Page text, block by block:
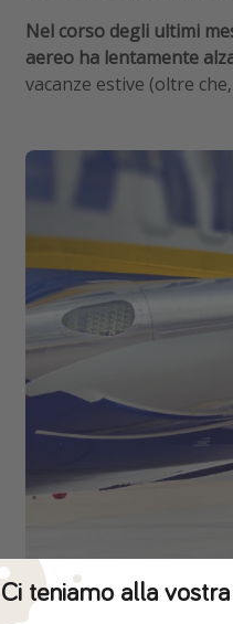
Nel corso degli ultimi
aereo ha lentamente
vacanze estive (oltre
Ci teniamo alla